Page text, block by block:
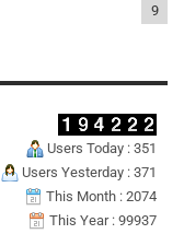
9
Users Today : 351
Users Yesterday : 371
This Month : 2074
This Year : 99937